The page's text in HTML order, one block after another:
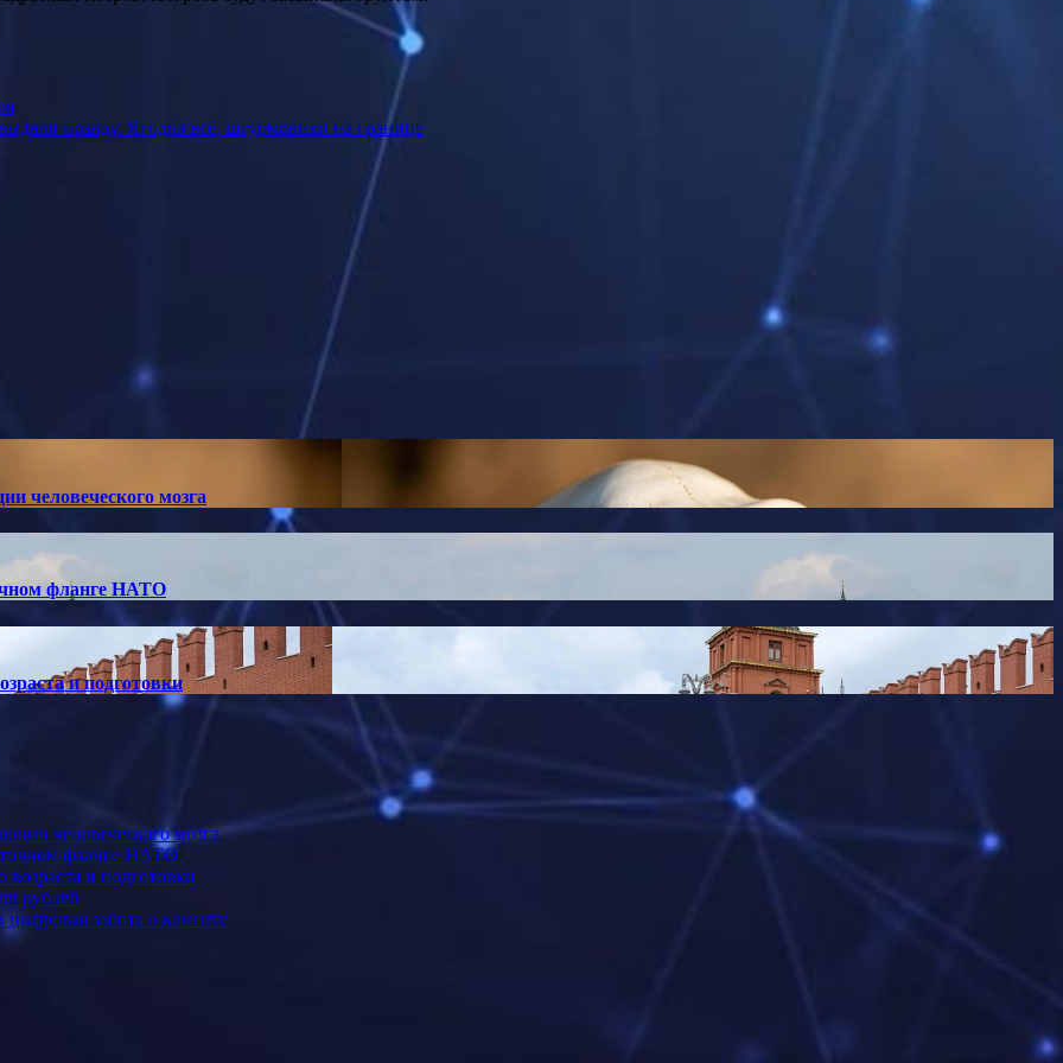
правду. Ягодка всё, штурмовики на границе
человеческого мозга
фланге НАТО
и подготовки
человеческого мозга
фланге НАТО
и подготовки
рублей
забота о клиенте